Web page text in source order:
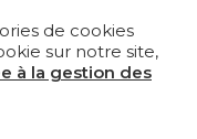
de cookies
sur notre site,
à la gestion des